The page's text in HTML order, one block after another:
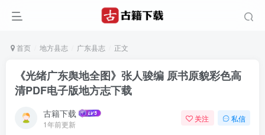
首页 地方县志 广东县志 正文
《光绪广东舆地全图》张人骏编 原书原貌彩色高
清PDF电子版地方志下载
古籍下载
1年前更新
关注 私信